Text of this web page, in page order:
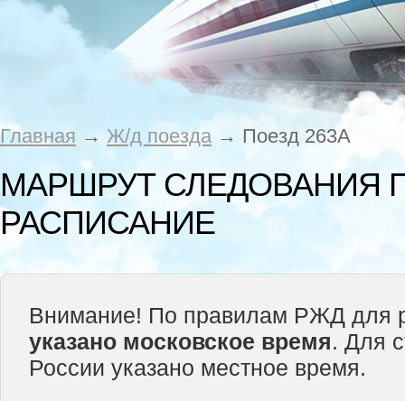
Главная →Ж/д поезда → Поезд 263А
МАРШРУТ СЛЕДОВАНИЯ
РАСПИСАНИЕ
Внимание! По правилам РЖД для
указано московское время. Для
России указано местное время.